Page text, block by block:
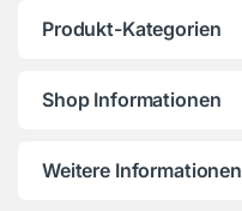
Produkt-Kategorien
Shop Informationen
Weitere Informationen